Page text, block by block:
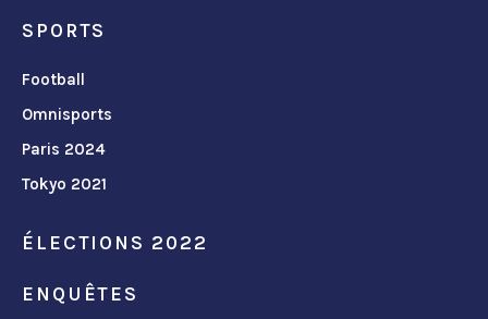
SPORTS
Football
Omnisports
Paris 2024
Tokyo 2021
ÉLECTIONS 2022
ENQUÊTES